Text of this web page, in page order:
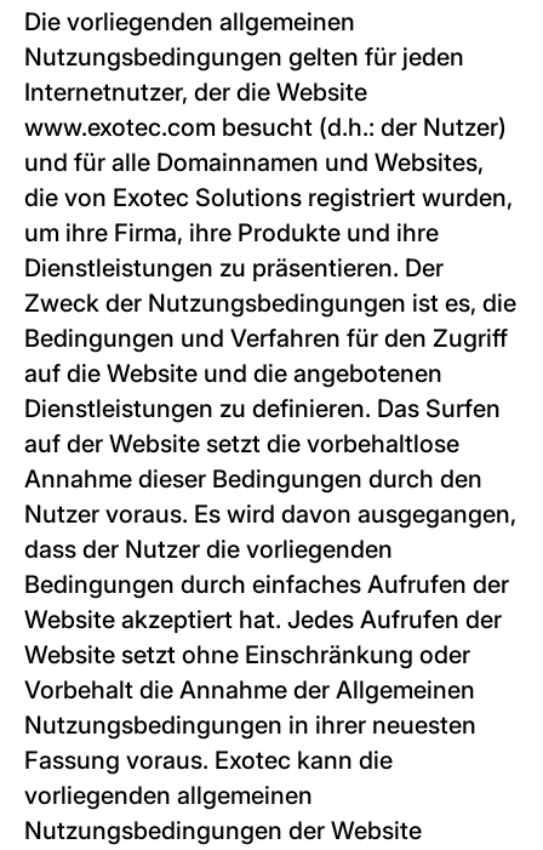
Die vorliegenden allgemeinen
Nutzungsbedingungen gelten für jeden
Internetnutzer, der die Website
www.exotec.com besucht (d.h.: der Nutzer)
und für alle Domainnamen und Websites,
die von Exotec Solutions registriert wurden,
um ihre Firma, ihre Produkte und ihre
Dienstleistungen zu präsentieren. Der
Zweck der Nutzungsbedingungen ist es, die
Bedingungen und Verfahren für den Zugriff
auf die Website und die angebotenen
Dienstleistungen zu definieren. Das Surfen
auf der Website setzt die vorbehaltlose
Annahme dieser Bedingungen durch den
Nutzer voraus. Es wird davon ausgegangen,
dass der Nutzer die vorliegenden
Bedingungen durch einfaches Aufrufen der
Website akzeptiert hat. Jedes Aufrufen der
Website setzt ohne Einschränkung oder
Vorbehalt die Annahme der Allgemeinen
Nutzungsbedingungen in ihrer neuesten
Fassung voraus. Exotec kann die
vorliegenden allgemeinen
Nutzungsbedingungen der Website